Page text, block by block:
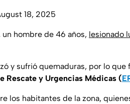
18, 2025
hombre de 46 años, lesionado
y sufrió quemaduras, por lo
Rescate y Urgencias Médicas (
los habitantes de la zona,